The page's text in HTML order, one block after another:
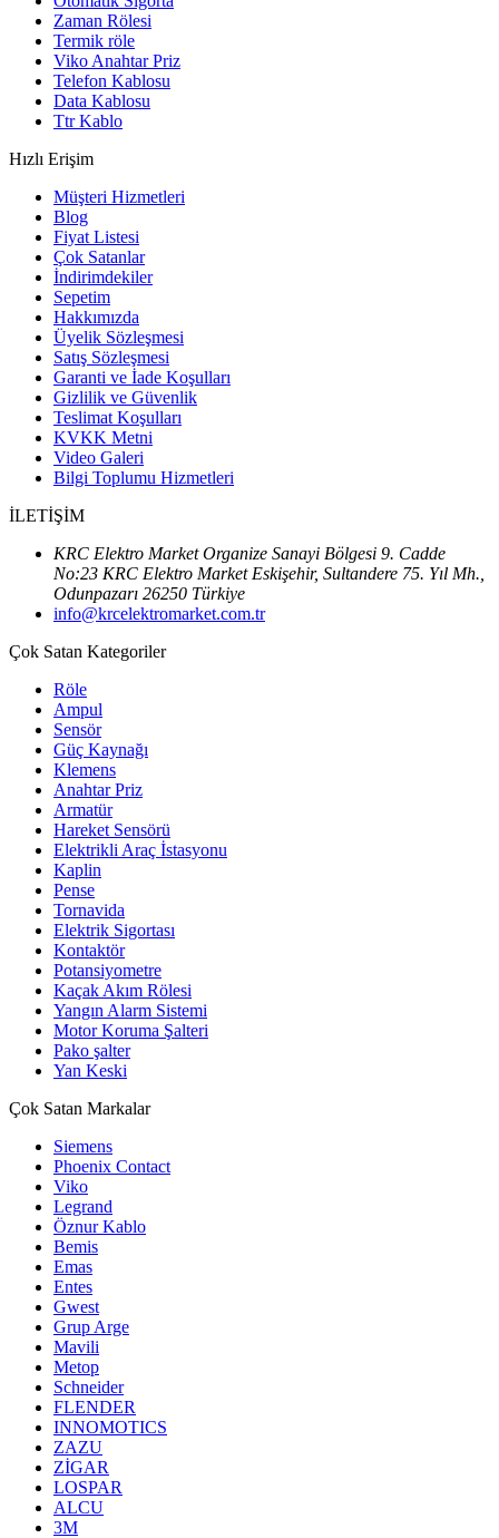
Zaman Rölesi
Termik röle
Viko Anahtar Priz
Telefon Kablosu
Data Kablosu
Ttr Kablo
Hızlı Erişim
Müşteri Hizmetleri
Blog
Fiyat Listesi
Çok Satanlar
İndirimdekiler
Sepetim
Hakkımızda
Üyelik Sözleşmesi
Satış Sözleşmesi
Garanti ve İade Koşulları
Gizlilik ve Güvenlik
Teslimat Koşulları
KVKK Metni
Video Galeri
Bilgi Toplumu Hizmetleri
İLETİŞİM
KRC Elektro Market Organize Sanayi Bölgesi 9. Cadde
No:23 KRC Elektro Market Eskişehir, Sultandere 75. Yıl Mh.,
Odunpazarı 26250 Türkiye
info@krcelektromarket.com.tr
Çok Satan Kategoriler
Röle
Ampul
Sensör
Güç Kaynağı
Klemens
Anahtar Priz
Armatür
Hareket Sensörü
Elektrikli Araç İstasyonu
Kaplin
Pense
Tornavida
Elektrik Sigortası
Kontaktör
Potansiyometre
Kaçak Akım Rölesi
Yangın Alarm Sistemi
Motor Koruma Şalteri
Pako şalter
Yan Keski
Çok Satan Markalar
Siemens
Phoenix Contact
Viko
Legrand
Öznur Kablo
Bemis
Emas
Entes
Gwest
Grup Arge
Mavili
Metop
Schneider
FLENDER
INNOMOTICS
ZAZU
ZİGAR
LOSPAR
ALCU
3M